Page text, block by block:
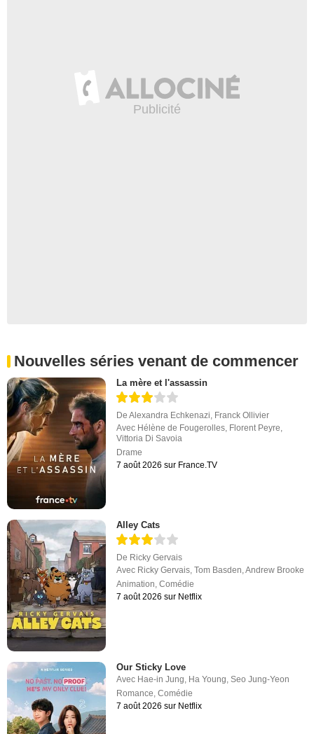
Nouvelles séries venant de commencer
La mère et l'assassin
DeAlexandra Echkenazi Franck Ollivier
Avec Hélène de Fougerolles Florent Peyre
Vittoria Di Savoia
Drame
7 août 2026 sur France.TV
Alley Cats
De Ricky Gervais
Avec Ricky Gervais,Tom Basden,Andrew Brooke
Animation,Comédie
7 août 2026 sur Netflix
Our Sticky Love
Avec Hae-in Jung, Ha Young,Seo Jung-Yeon
Romance,Comédie
7 août 2026 sur Netflix